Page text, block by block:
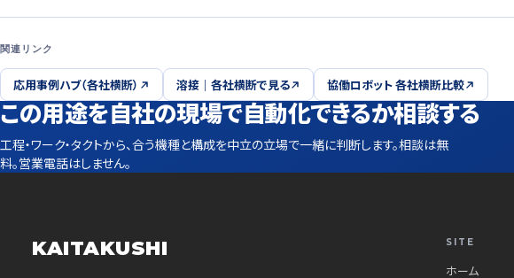
関連リンク
応用事例ハブ（各社横断） 溶接｜各社横断で見る 協働ロボット 各社横断比較
この用途を自社の現場で自動化できるか相談する
工程・ワーク・タクトから、合う機種と構成を中立の立場で一緒に判断します。相談は無
料。営業電話はしません。
KAITAKUSHI SITE
ホーム